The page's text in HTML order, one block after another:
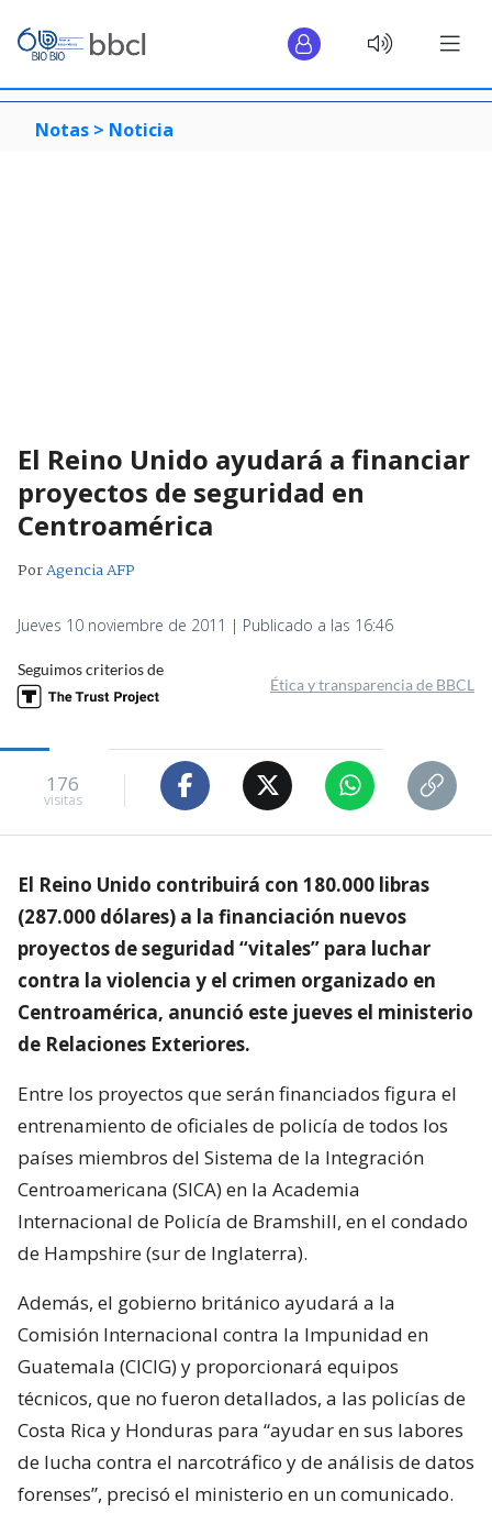
Notas > Noticia
El Reino Unido ayudará a financiar
proyectos de seguridad en
Centroamérica
PorAgencia AFP
Jueves 10 noviembre de 2011 | Publicado a las 16:46
Seguimos criterios de
Ética y transparencia de BBCL
176
visitas
El Reino Unido contribuirá con 180.000 libras
(287.000 dólares) a la financiación nuevos
proyectos de seguridad “vitales” para luchar
contra la violencia y el crimen organizado en
Centroamérica, anunció este jueves el ministerio
de Relaciones Exteriores.
Entre los proyectos que serán financiados figura el
entrenamiento de oficiales de policía de todos los
países miembros del Sistema de la Integración
Centroamericana (SICA) en la Academia
Internacional de Policía de Bramshill, en el condado
de Hampshire (sur de Inglaterra).
Además, el gobierno británico ayudará a la
Comisión Internacional contra la Impunidad en
Guatemala (CICIG) y proporcionará equipos
técnicos, que no fueron detallados, a las policías de
Costa Rica y Honduras para “ayudar en sus labores
de lucha contra el narcotráfico y de análisis de datos
forenses”, precisó el ministerio en un comunicado.